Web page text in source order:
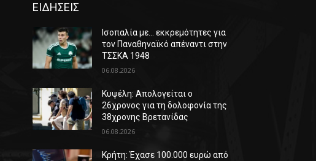
ΕΙΔΗΣΕΙΣ
Ισοπαλία με… εκκρεμότητες για
τον Παναθηναϊκό απέναντι στην
ΤΣΣΚΑ 1948
06.08.2026
Κυψέλη: Απολογείται ο
26χρονος για τη δολοφονία της
38χρονης Βρετανίδας
06.08.2026
Κρήτη: Έχασε 100.000 ευρώ από